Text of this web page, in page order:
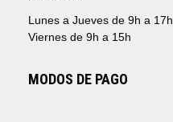
Lunes a Jueves de 9h a 17h
Viernes de 9h a 15h
MODOS DE PAGO